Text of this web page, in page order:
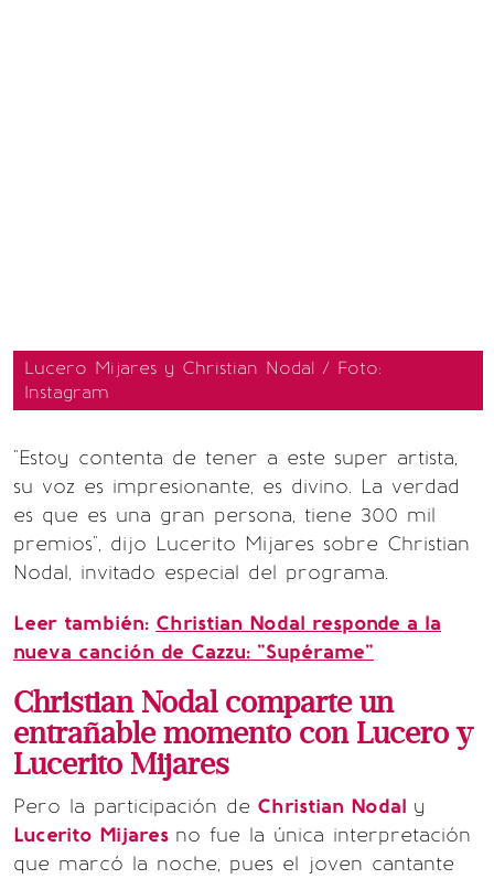
Lucero Mijares y Christian Nodal / Foto:
Instagram
"Estoy contenta de tener a este super artista,
su voz es impresionante, es divino. La verdad
es que es una gran persona, tiene 300 mil
premios", dijo Lucerito Mijares sobre Christian
Nodal, invitado especial del programa.
Leer también: Christian Nodal responde a la
nueva canción de Cazzu: "Supérame"
Christian Nodal comparte un
entrañable momento con Lucero y
Lucerito Mijares
Pero la participación de Christian Nodal y
Lucerito Mijares no fue la única interpretación
que marcó la noche, pues el joven cantante